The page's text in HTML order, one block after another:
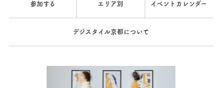
参加する エリア別 イベントカレンダー
デジスタイル京都について